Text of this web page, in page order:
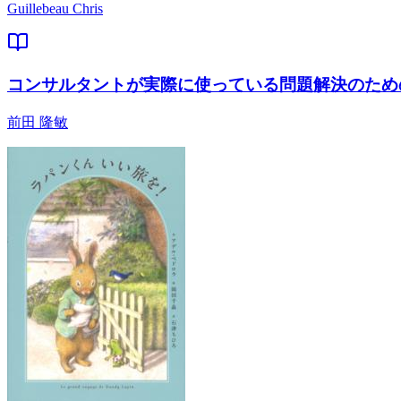
Guillebeau Chris
コンサルタントが実際に使っている問題解決のた
前田 隆敏